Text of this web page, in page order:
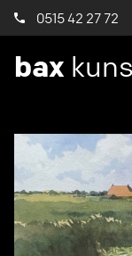
0515 42 27 72
bax